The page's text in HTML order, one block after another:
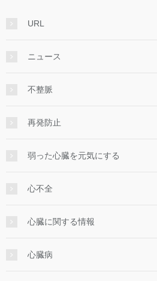
URL
ニュース
不整脈
再発防止
弱った心臓を元気にする
心不全
心臓に関する情報
心臓病